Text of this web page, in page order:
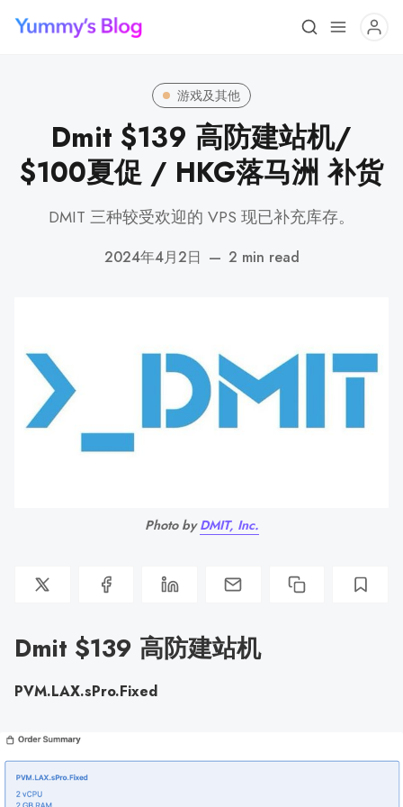
游戏及其他
Dmit $139 高防建站机/
$100夏促 / HKG落马洲 补货
DMIT 三种较受欢迎的 VPS 现已补充库存。
2024年4月2日 — 2 min read
Photo by DMIT, Inc.
Dmit $139 高防建站机
PVM.LAX.sPro.Fixed